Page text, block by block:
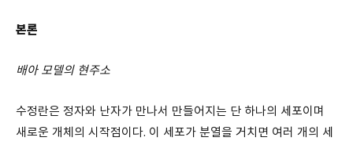
본론
배아 모델의 현주소
수정란은 정자와 난자가 만나서 만들어지는 단 하나의 세포이며
새로운 개체의 시작점이다. 이 세포가 분열을 거치면 여러 개의 세